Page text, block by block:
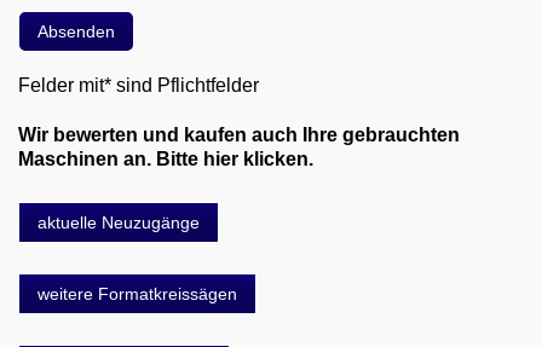
Felder mit* sind Pflichtfelder
Wir bewerten und kaufen auch Ihre gebrauchten
Maschinen an. Bitte hier klicken.
aktuelle Neuzugänge
weitere Formatkreissägen